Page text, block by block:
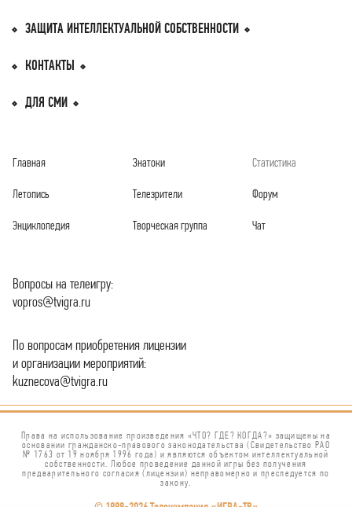
КОНТАКТЫ
ДЛЯ СМИ
Главная
Летопись
Энциклопедия
Знатоки
Телезрители
Творческая группа
Статистика
Форум
Чат
Вопросы на телеигру:
vopros@tvigra.ru
По вопросам приобретения лицензии
и организации мероприятий:
kuznecova@tvigra.ru
ЗАЩИТА ИНТЕЛЛЕКТУАЛЬНОЙ СОБСТВЕННОСТИ
Права на использование произведения «ЧТО? ГДЕ? КОГДА?» защищены на
основании гражданско-правового законодательства (Свидетельство РАО
№ 1763 от 19 ноября 1996 года) и являются объектом интеллектуальной
собственности. Любое проведение данной игры без получения
предварительного согласия (лицензии) неправомерно и преследуется по
закону.